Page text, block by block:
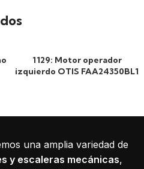
1129: Motor operador
izquierdo OTIS FAA24350BL1
una amplia variedad de
y escaleras mecánicas,